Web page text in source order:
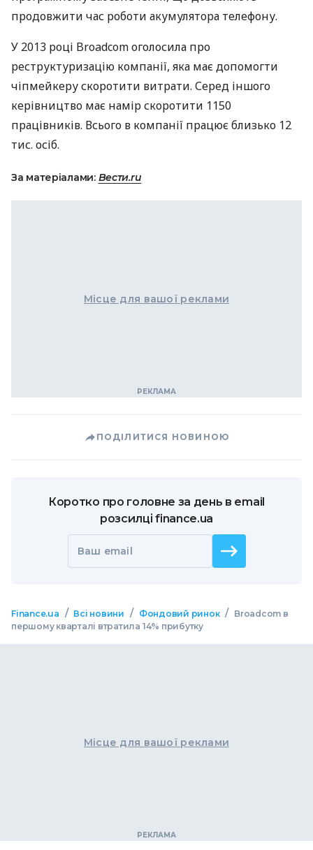
продовжити час роботи акумулятора телефону.
У 2013 році Broadcom оголосила про
реструктуризацію компанії, яка має допомогти
чіпмейкеру скоротити витрати. Серед іншого
керівництво має намір скоротити 1150
працівників. Всього в компанії працює близько 12
тис. осіб.
За матеріалами: Вести.ru
Місце для вашої реклами
ПОДІЛИТИСЯ НОВИНОЮ
Коротко про головне за день в email
розсилці finance.ua
Ваш email
Finance.ua / Всі новини / Фондовий ринок / Broadcom в
першому кварталі втратила 14% прибутку
Місце для вашої реклами